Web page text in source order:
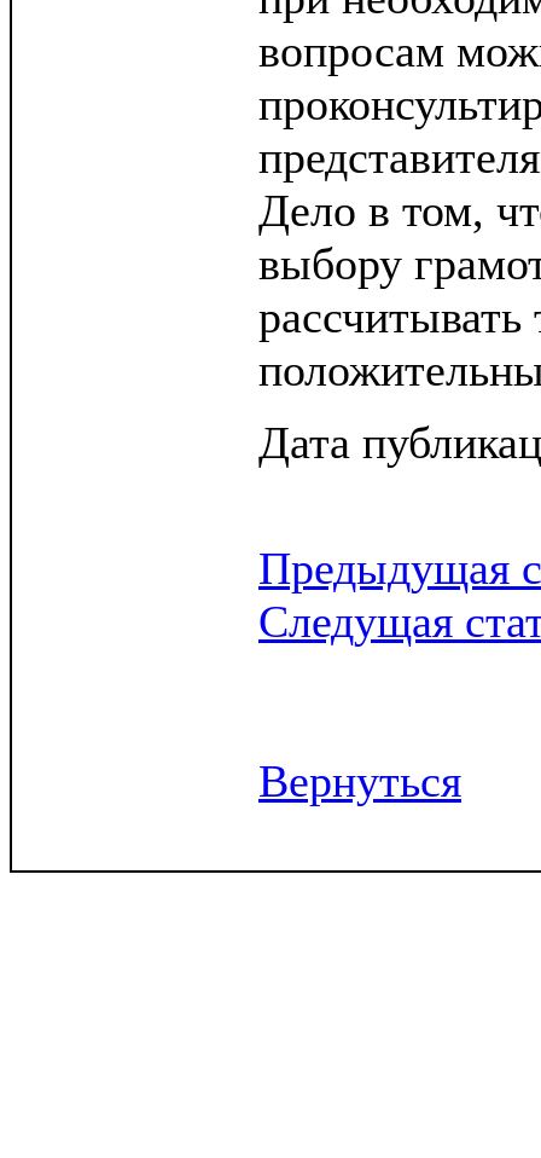
вопросам
Дело в том,
выбору
рассчитывать
Дата
Предыдущая
Следущая
Вернуться